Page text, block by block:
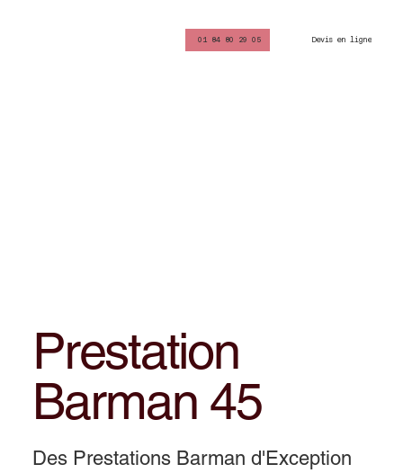
01 84 80 29 05 Devis en ligne
Prestation
Barman 45
Des Prestations Barman d'Exception